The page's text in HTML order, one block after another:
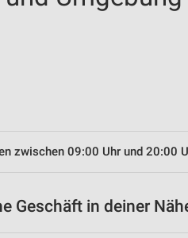
zwischen 09:00 Uhr und 20:00
Geschäft in deiner